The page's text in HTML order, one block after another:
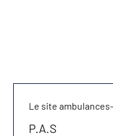
Le site
P.A.S